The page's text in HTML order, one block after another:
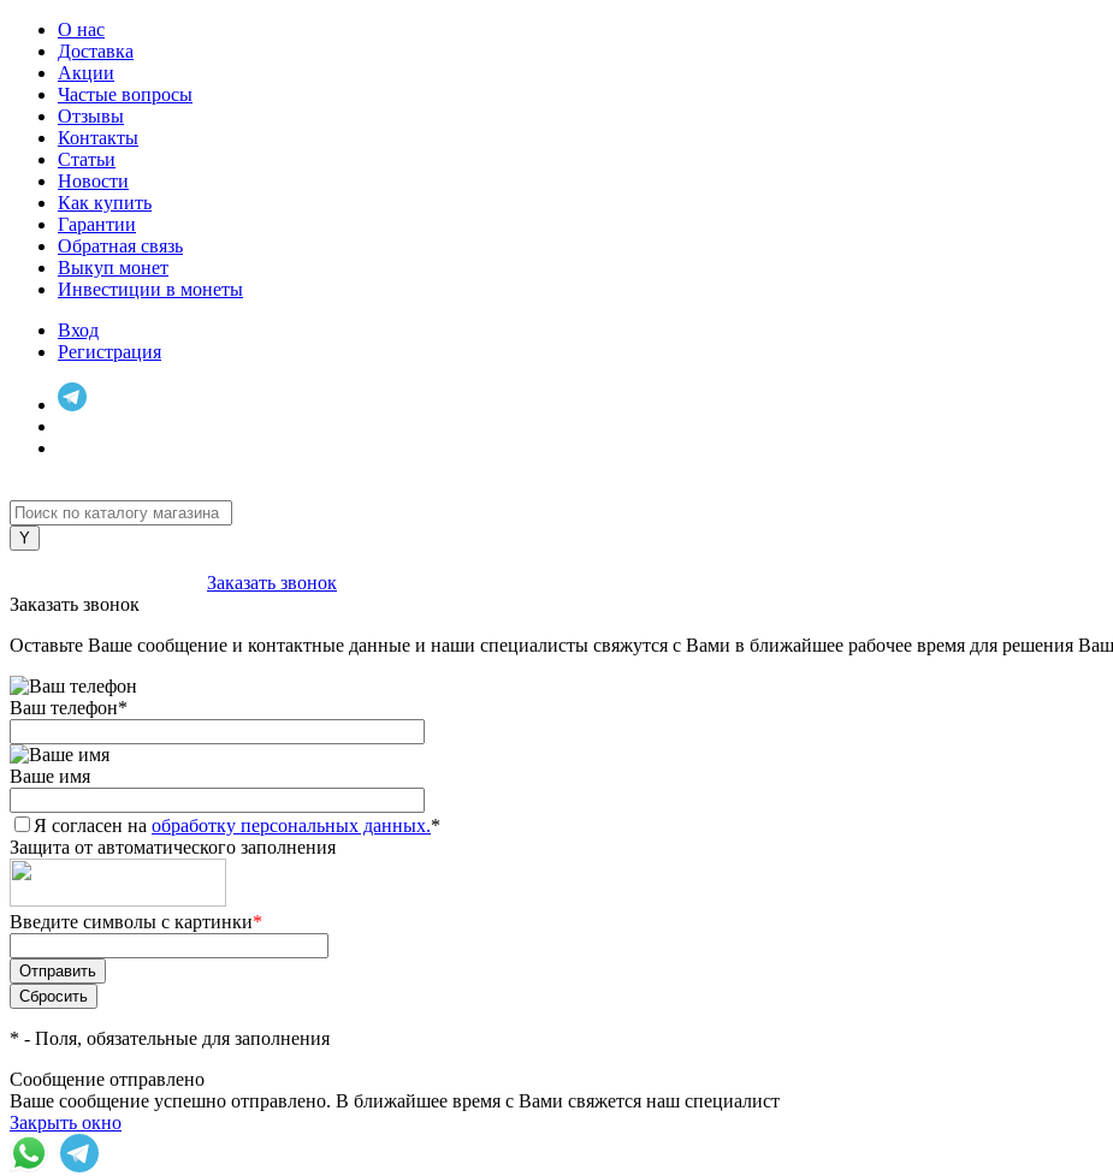
О нас
Доставка
Акции
Частые вопросы
Отзывы
Контакты
Статьи
Новости
Как купить
Гарантии
Обратная связь
Выкуп монет
Инвестиции в монеты
Вход
Регистрация
Заказать звонок
Заказать звонок
Оставьте Ваше сообщение и контактные данные и наши специалисты свяжутся с Вами в ближайшее рабочее время для решения
Ваш телефон*
Ваше имя
Я согласен на обработку персональных данных.*
Защита от автоматического заполнения
Введите символы с картинки*
* - Поля, обязательные для заполнения
Сообщение отправлено
Ваше сообщение успешно отправлено. В ближайшее время с Вами свяжется наш специалист
Закрыть окно